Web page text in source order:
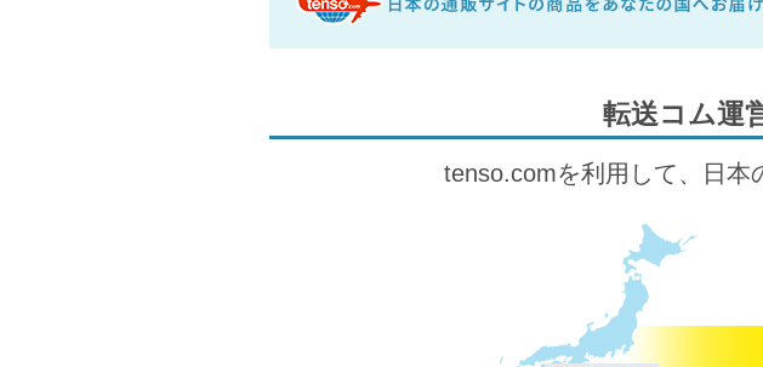
転送コム運
tenso.comを利用して、日本